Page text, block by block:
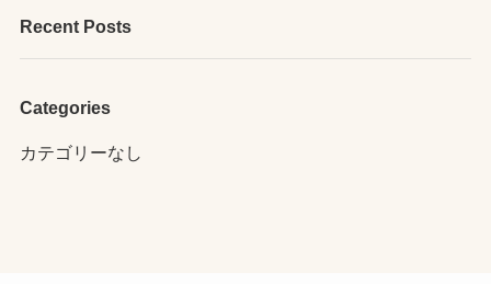
Recent Posts
Categories
カテゴリーなし